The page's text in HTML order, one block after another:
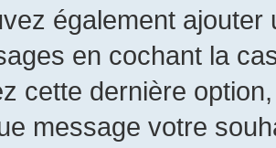
également
en cochant la
cette dernière
message votre